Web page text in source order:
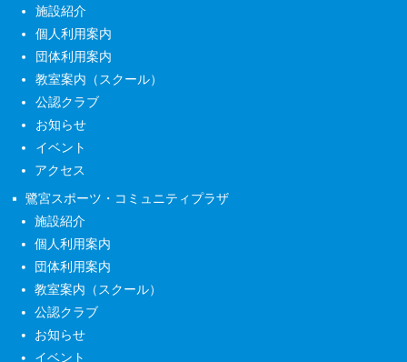
施設紹介
個人利用案内
団体利用案内
教室案内（スクール）
公認クラブ
お知らせ
イベント
アクセス
鷺宮スポーツ・コミュニティプラザ
施設紹介
個人利用案内
団体利用案内
教室案内（スクール）
公認クラブ
お知らせ
イベント